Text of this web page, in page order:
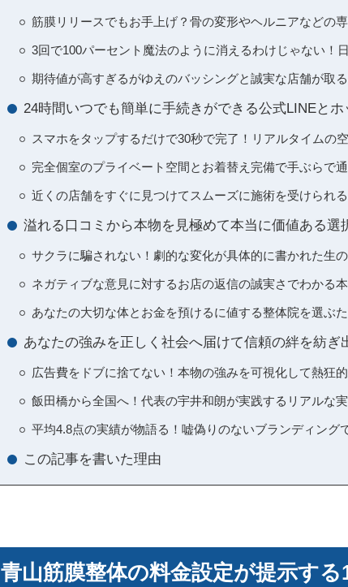
筋膜リリースでもお手上げ？骨の変形やヘルニアなどの
3回で100パーセント魔法のように消えるわけじゃない！
期待値が高すぎるがゆえのバッシングと誠実な店舗が取
24時間いつでも簡単に手続きができる公式LINEと
スマホをタップするだけで30秒で完了！リアルタイムの
完全個室のプライベート空間とお着替え完備で手ぶらで
近くの店舗をすぐに見つけてスムーズに施術を受けられ
溢れる口コミから本物を見極めて本当に価値ある選
サクラに騙されない！劇的な変化が具体的に書かれた生
ネガティブな意見に対するお店の返信の誠実さでわかる
あなたの大切な体とお金を預けるに値する整体院を選ぶ
あなたの強みを正しく社会へ届けて信頼の絆を紡ぎ
広告費をドブに捨てない！本物の強みを可視化して熱狂
飯田橋から全国へ！代表の宇井和朗が実践するリアルな
平均4.8点の実績が物語る！嘘偽りのないブランディング
この記事を書いた理由
青山筋膜整体の料金設定が提示す